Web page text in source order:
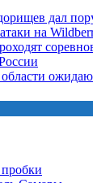
дал
на